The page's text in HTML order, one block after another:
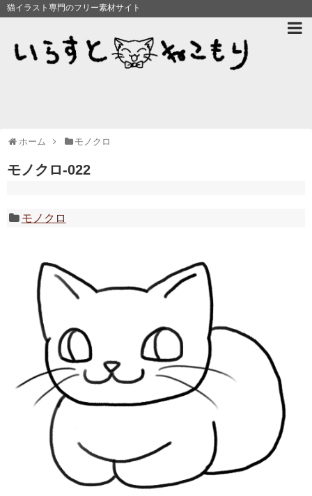
猫イラスト専門のフリー素材サイト
ホーム モノクロ
モノクロ-022
モノクロ